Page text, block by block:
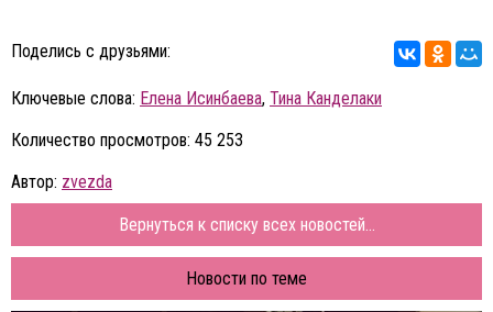
Поделись с друзьями:
Ключевые слова: Елена Исинбаева, Тина Канделаки
Количество просмотров: 45 253
Автор: zvezda
Вернуться к списку всех новостей...
Новости по теме